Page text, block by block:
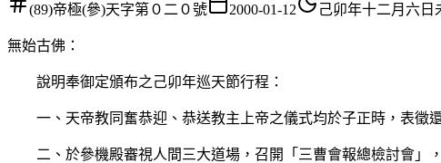
(89)帝極(參)天字第０二０號 2000-01-12 己卯年十二月六日
無始古佛 ：
說明奉御定頒布之己卯年巡天節行程：
一、天帝教同奮恭迎、恭送教主上帝之儀式均於子正時，表徵
二、於參機殿審視人間三大道場，召開「三曹會報總檢討會」